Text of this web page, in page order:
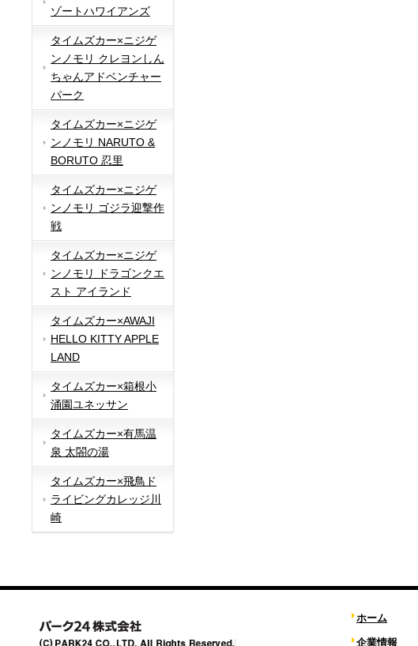
ゾートハワイアンズ
タイムズカー×ニジゲ
ンノモリ クレヨンしん
ちゃんアドベンチャー
パーク
タイムズカー×ニジゲ
ンノモリ NARUTO &
BORUTO 忍里
タイムズカー×ニジゲ
ンノモリ ゴジラ迎撃作
戦
タイムズカー×ニジゲ
ンノモリ ドラゴンクエ
スト アイランド
タイムズカー×AWAJI
HELLO KITTY APPLE
LAND
タイムズカー×箱根小
涌園ユネッサン
タイムズカー×有馬温
泉 太閤の湯
タイムズカー×飛鳥ド
ライビングカレッジ川
崎
ホーム
企業情報